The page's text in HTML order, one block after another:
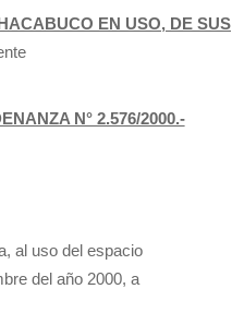
EN USO, DE SUS
N° 2.576/2000.-
al uso del espacio
del año 2000, a